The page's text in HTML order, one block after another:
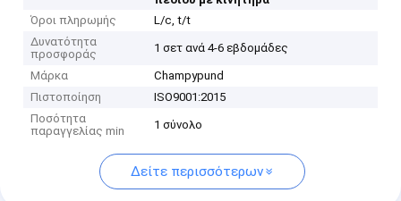
Όροι πληρωμής
L/c, t/t
Δυνατότητα
προσφοράς
1 σετ ανά 4-6 εβδομάδες
Μάρκα
Champypund
Πιστοποίηση
ISO9001:2015
Ποσότητα
παραγγελίας min
1 σύνολο
Δείτε περισσότερων